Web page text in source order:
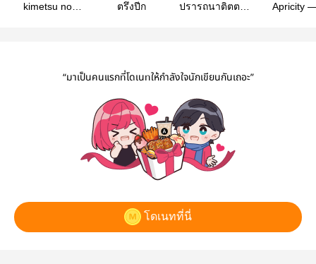
kimetsu no
ตรึงปีก
ปรารถนาติตตารี
Apricity
“มาเป็นคนแรกที่โดเนทให้กำลังใจนักเขียนกันเถอะ”
โดเนทที่นี่